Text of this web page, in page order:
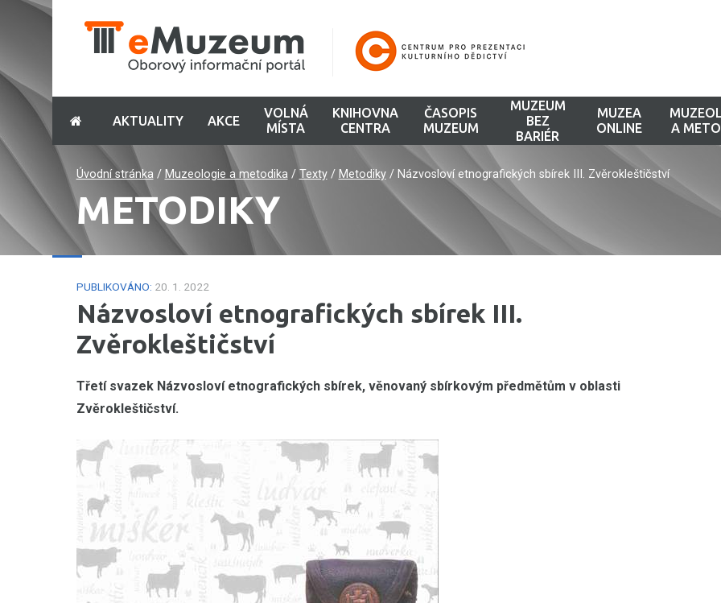
AKTUALITY AKCE
VOLNÁ
MÍSTA
KNIHOVNA
CENTRA
ČASOPIS
MUZEUM
MUZEUM
BEZ
BARIÉR
MUZEA
ONLINE
A
Úvodní stránka/ Muzeologie a metodika/ Texty/ Metodiky/ Názvosloví etnografických sbírek III. Zvěrokleštičství
METODIKY
PUBLIKOVÁNO: 20. 1. 2022
Názvosloví etnografických sbírek III.
Zvěrokleštičství
Třetí svazek Názvosloví etnografických sbírek, věnovaný sbírkovým předmětům v oblasti
Zvěrokleštičství.